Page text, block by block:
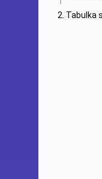
Tabulka